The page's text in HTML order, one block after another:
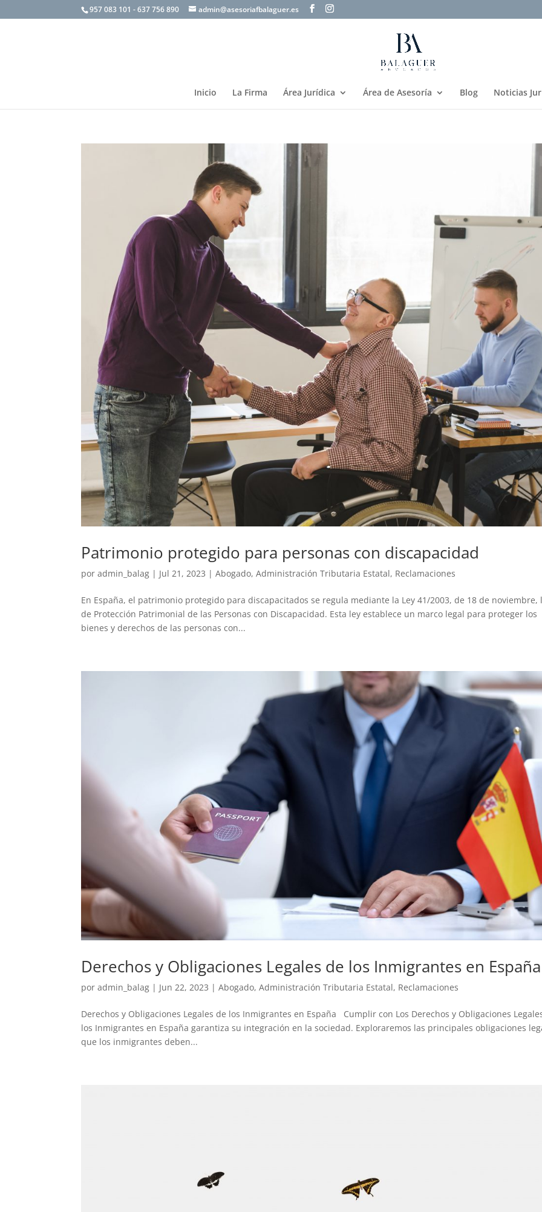
957 083 101 - 637 756 890 admin@asesoriafbalaguer.es
Inicio La Firma Área Jurídica Área de Asesoría Blog Noticias
Patrimonio protegido para personas con discapacidad
poradmin_balag | Jul 21, 2023 |Abogado,Administración Tributaria Estatal, Reclamaciones
En España, el patrimonio protegido para discapacitados se regula mediante la Ley 41/2003, de 18 de noviembre,
de Protección Patrimonial de las Personas con Discapacidad. Esta ley establece un marco legal para proteger los
bienes y derechos de las personas con...
Derechos y Obligaciones Legales de los Inmigrantes en España
poradmin_balag | Jun 22, 2023 |Abogado,Administración Tributaria Estatal, Reclamaciones
Derechos y Obligaciones Legales de los Inmigrantes en España Cumplir con Los Derechos y Obligaciones
los Inmigrantes en España garantiza su integración en la sociedad. Exploraremos las principales obligaciones
que los inmigrantes deben...